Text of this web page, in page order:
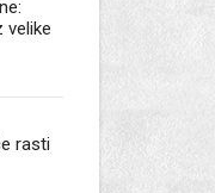
velike
rasti